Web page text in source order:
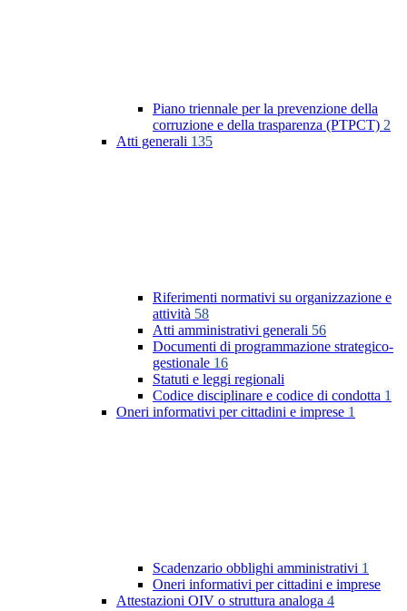
Piano triennale per la prevenzione della
corruzione e della trasparenza (PTPCT) 2
Atti generali 135
Riferimenti normativi su organizzazione e
attività 58
Atti amministrativi generali 56
Documenti di programmazione strategico-
gestionale 16
Statuti e leggi regionali
Codice disciplinare e codice di condotta 1
Oneri informativi per cittadini e imprese 1
Scadenzario obblighi amministrativi 1
Oneri informativi per cittadini e imprese
Attestazioni OIV o struttura analoga 4